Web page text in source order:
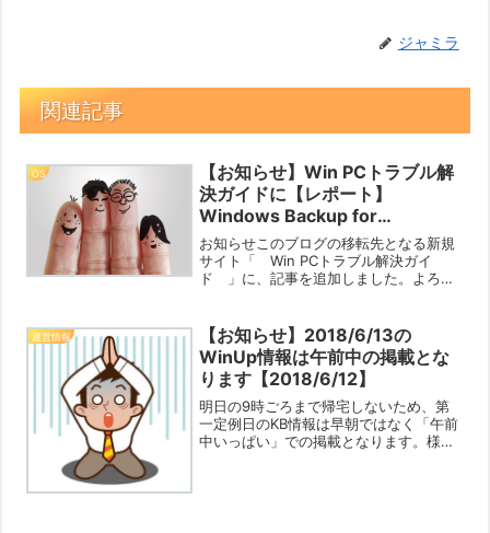
ジャミラ
関連記事
OS
【お知らせ】Win PCトラブル解
決ガイドに【レポート】
Windows Backup for
Organizations 詳細分析を公開
しました【2025/09/06】
お知らせこのブログの移転先となる新規
サイト「 Win PCトラブル解決ガイ
ド 」に、記事を追加しました。よろし
細分析「自作PCの道楽新館」の...
運営情報
【お知らせ】2018/6/13の
WinUp情報は午前中の掲載とな
ります【2018/6/12】
明日の9時ごろまで帰宅しないため、第
一定例日のKB情報は早朝ではなく「午前
中いっぱい」での掲載となります。様子